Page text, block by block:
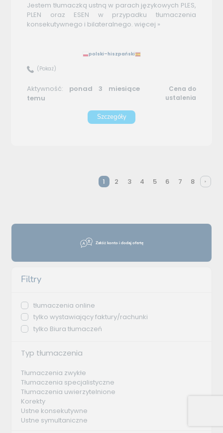
Załóż konto i dodaj ofertę
Filtry
tłumaczenia online
tylko wystawiający faktury/rachunki
tylko Biura tłumaczeń
Typ tłumaczenia
Tłumaczenia zwykłe
Tłumaczenia specjalistyczne
Tłumaczenia uwierzytelnione
Korekty
Ustne konsekutywne
Ustne symultaniczne
Jestem tłumaczką ustną w parach językowych PLES,
PLEN oraz ESEN w przypadku tłumaczenia
konsekutywnego i bilateralnego. więcej »
polski–hiszpański
(Pokaż)
Aktywność: ponad 3 miesiące
temu
Cena do
ustalenia
Szczegóły
1 2 3 4 5 6 7 8